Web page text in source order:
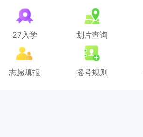
27入学 划片查询
志愿填报 摇号规则